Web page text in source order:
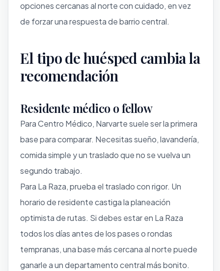
opciones cercanas al norte con cuidado, en vez
de forzar una respuesta de barrio central.
El tipo de huésped cambia la
recomendación
Residente médico o fellow
Para Centro Médico, Narvarte suele ser la primera
base para comparar. Necesitas sueño, lavandería,
comida simple y un traslado que no se vuelva un
segundo trabajo.
Para La Raza, prueba el traslado con rigor. Un
horario de residente castiga la planeación
optimista de rutas. Si debes estar en La Raza
todos los días antes de los pases o rondas
tempranas, una base más cercana al norte puede
ganarle a un departamento central más bonito.